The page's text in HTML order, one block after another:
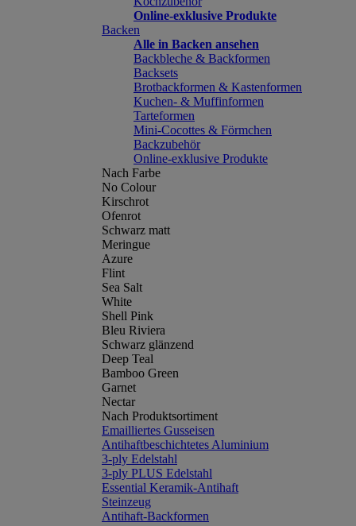
Online-exklusive Produkte
Backen
Alle in Backen ansehen
Backbleche & Backformen
Backsets
Brotbackformen & Kastenformen
Kuchen- & Muffinformen
Tarteformen
Mini-Cocottes & Förmchen
Backzubehör
Online-exklusive Produkte
Nach Farbe
No Colour
Kirschrot
Ofenrot
Schwarz matt
Meringue
Azure
Flint
Sea Salt
White
Shell Pink
Bleu Riviera
Schwarz glänzend
Deep Teal
Bamboo Green
Garnet
Nectar
Nach Produktsortiment
Emailliertes Gusseisen
Antihaftbeschichtetes Aluminium
3-ply Edelstahl
3-ply PLUS Edelstahl
Essential Keramik-Antihaft
Steinzeug
Antihaft-Backformen